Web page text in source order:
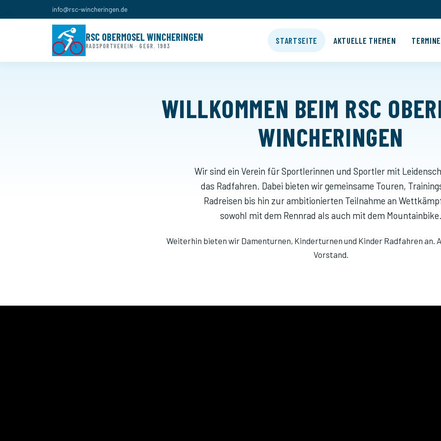
info@rsc-wincheringen.de
RSC OBERMOSEL WINCHERINGEN
RADSPORTVEREIN · GEGR. 1983
STARTSEITE AKTUELLE THEMEN TERMINE
WILLKOMMEN BEIM RSC
WINCHERINGEN
Wir sind ein Verein für Sportlerinnen und Sportler mit
das Radfahren. Dabei bieten wir gemeinsame Touren,
Radreisen bis hin zur ambitionierten Teilnahme an
sowohl mit dem Rennrad als auch mit dem Mountainbike.
Weiterhin bieten wir Damenturnen, Kinderturnen und Kinder Radfahren an.
Vorstand.